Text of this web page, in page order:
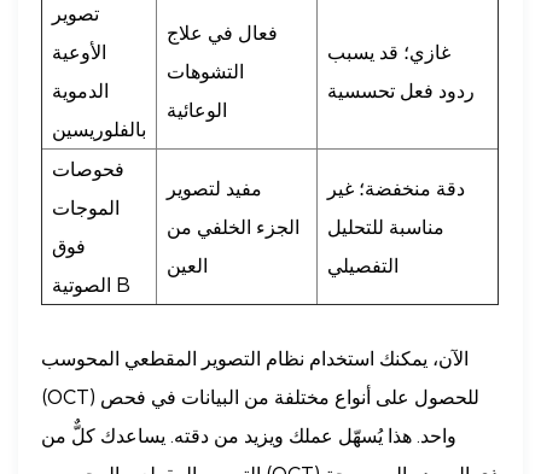
تصوير
الأوعية
الدموية
بالفلوريسين
فعال في علاج
التشوهات
الوعائية
غازي؛ قد يسبب
ردود فعل تحسسية
فحوصات
الموجات
فوق
الصوتية B
مفيد لتصوير
الجزء الخلفي من
العين
دقة منخفضة؛ غير
مناسبة للتحليل
التفصيلي
الآن، يمكنك استخدام نظام التصوير المقطعي المحوسب
(OCT) للحصول على أنواع مختلفة من البيانات في فحص
واحد. هذا يُسهّل عملك ويزيد من دقته. يساعدك كلٌّ من